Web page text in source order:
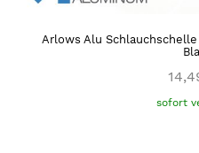
Arlows Alu
sofort